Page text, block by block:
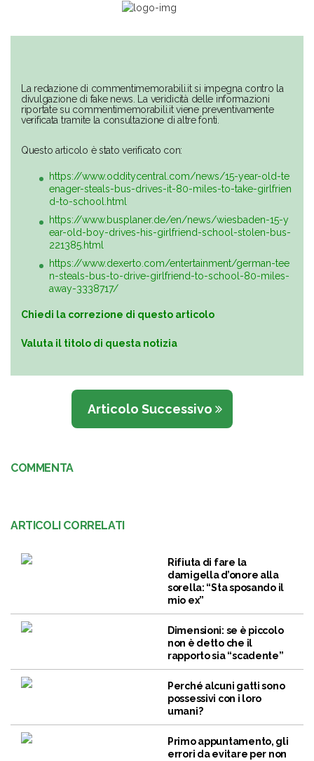
La redazione di commentimemorabili.it si impegna contro la
divulgazione di fake news. La veridicità delle informazioni
riportate su commentimemorabili.it viene preventivamente
verificata tramite la consultazione di altre fonti.
Questo articolo è stato verificato con:
https://www.odditycentral.com/news/15-year-old-te
enager-steals-bus-drives-it-80-miles-to-take-girlfrien
d-to-school.html
https://www.busplaner.de/en/news/wiesbaden-15-y
ear-old-boy-drives-his-girlfriend-school-stolen-bus-
221385.html
https://www.dexerto.com/entertainment/german-tee
n-steals-bus-to-drive-girlfriend-to-school-80-miles-
away-3338717/
Chiedi la correzione di questo articolo
Valuta il titolo di questa notizia
Articolo Successivo
COMMENTA
ARTICOLI CORRELATI
Rifiuta di fare la
damigella d’onore alla
sorella: “Sta sposando il
mio ex”
Dimensioni: se è piccolo
non è detto che il
rapporto sia “scadente”
Perché alcuni gatti sono
possessivi con i loro
umani?
Primo appuntamento, gli
errori da evitare per non